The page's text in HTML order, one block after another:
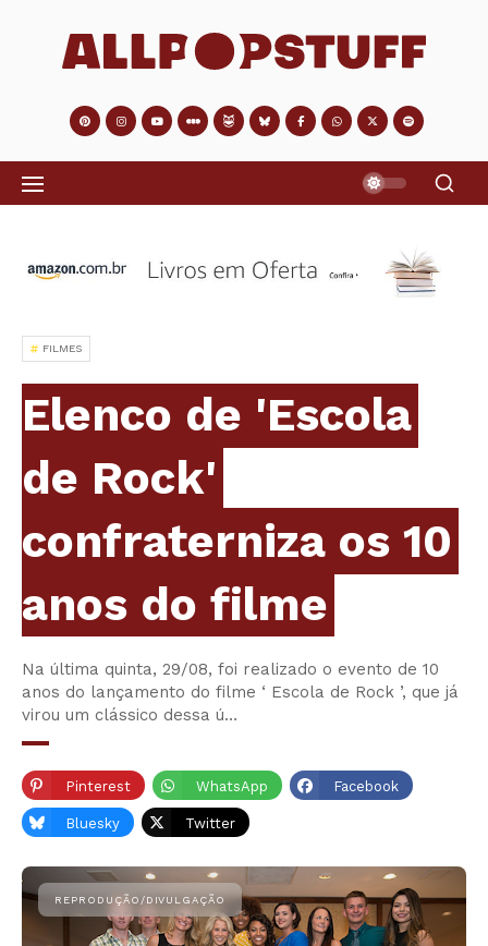
FILMES
Elenco de 'Escola
de Rock'
confraterniza os 10
anos do filme
Na última quinta, 29/08, foi realizado o evento de 10
anos do lançamento do filme ‘ Escola de Rock ’, que já
virou um clássico dessa ú…
Pinterest WhatsApp Facebook
Bluesky Twitter